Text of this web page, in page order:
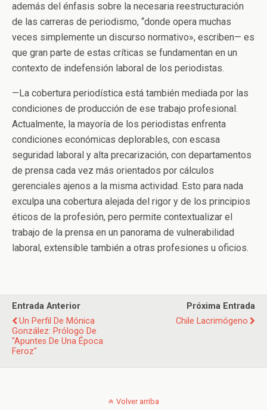
además del énfasis sobre la necesaria reestructuración
de las carreras de periodismo, “donde opera muchas
veces simplemente un discurso normativo», escriben— es
que gran parte de estas críticas se fundamentan en un
contexto de indefensión laboral de los periodistas.
—La cobertura periodística está también mediada por las
condiciones de producción de ese trabajo profesional.
Actualmente, la mayoría de los periodistas enfrenta
condiciones económicas deplorables, con escasa
seguridad laboral y alta precarización, con departamentos
de prensa cada vez más orientados por cálculos
gerenciales ajenos a la misma actividad. Esto para nada
exculpa una cobertura alejada del rigor y de los principios
éticos de la profesión, pero permite contextualizar el
trabajo de la prensa en un panorama de vulnerabilidad
laboral, extensible también a otras profesiones u oficios.
Entrada Anterior
Un Perfil De Mónica
González: Prólogo De
"Apuntes De Una Época
Feroz"
Próxima Entrada
Chile Lacrimógeno
Volver arriba